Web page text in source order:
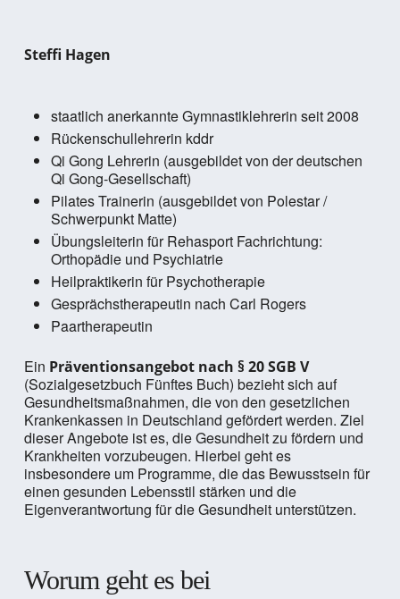
Steffi Hagen
staatlich anerkannte Gymnastiklehrerin seit 2008
Rückenschullehrerin kddr
Qi Gong Lehrerin (ausgebildet von der deutschen
Qi Gong-Gesellschaft)
Pilates Trainerin (ausgebildet von Polestar /
Schwerpunkt Matte)
Übungsleiterin für Rehasport Fachrichtung:
Orthopädie und Psychiatrie
Heilpraktikerin für Psychotherapie
Gesprächstherapeutin nach Carl Rogers
Paartherapeutin
Ein Präventionsangebot nach § 20 SGB V
(Sozialgesetzbuch Fünftes Buch) bezieht sich auf
Gesundheitsmaßnahmen, die von den gesetzlichen
Krankenkassen in Deutschland gefördert werden. Ziel
dieser Angebote ist es, die Gesundheit zu fördern und
Krankheiten vorzubeugen. Hierbei geht es
insbesondere um Programme, die das Bewusstsein für
einen gesunden Lebensstil stärken und die
Eigenverantwortung für die Gesundheit unterstützen.
Worum geht es bei